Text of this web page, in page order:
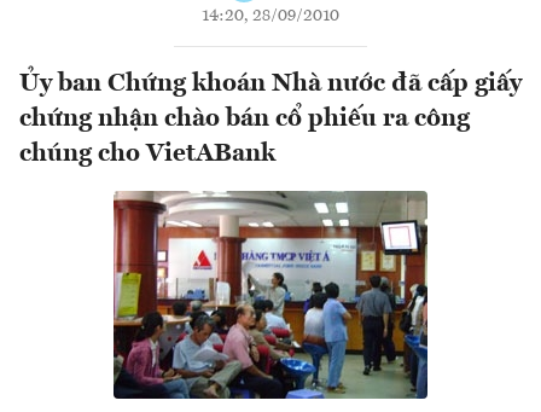
14:20, 28/09/2010
Ủy ban Chứng khoán Nhà nước đã cấp giấy
chứng nhận chào bán cổ phiếu ra công
chúng cho VietABank